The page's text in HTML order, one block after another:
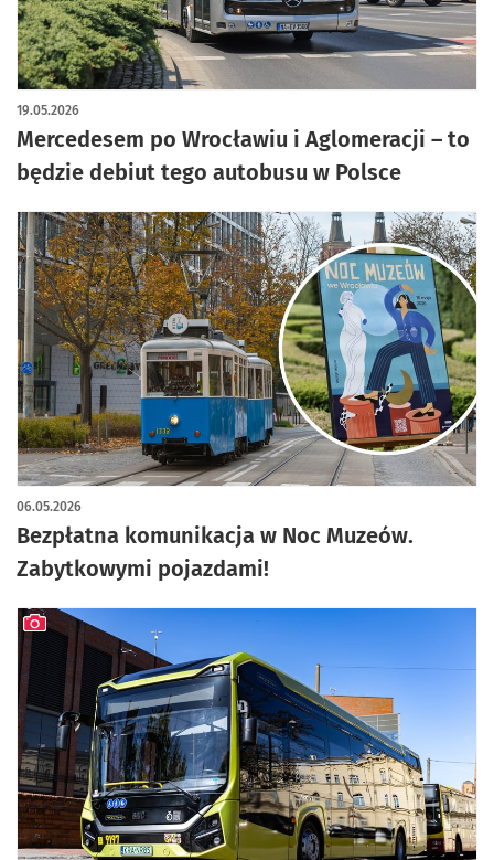
Mercedesem po Wrocławiu i Aglomeracji – to
będzie debiut tego autobusu w Polsce
19.05.2026
artykuł z galerią zdjęć
Bezpłatna komunikacja w Noc Muzeów.
Zabytkowymi pojazdami!
06.05.2026